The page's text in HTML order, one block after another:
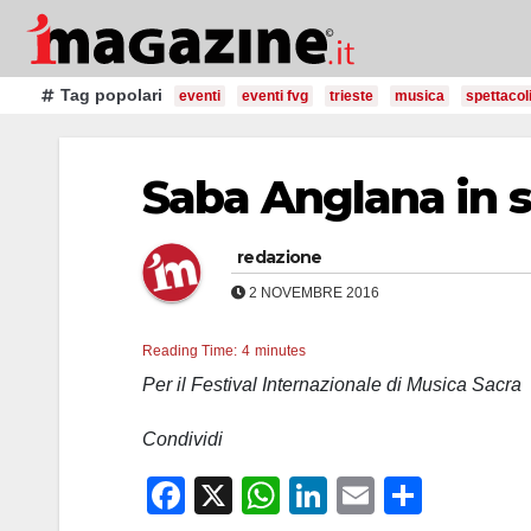
Salta
contenutoTag popolari eventi eventi fvg trieste musica spettacoli
Saba Anglana in
redazione
2 NOVEMBRE 2016
Reading Time: 4 minutes
Per il Festival Internazionale di Musica Sacra
Condividi
F
X
W
Li
E